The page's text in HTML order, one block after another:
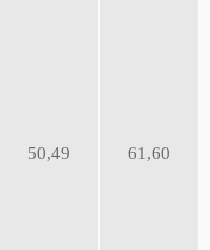
50,49 61,60